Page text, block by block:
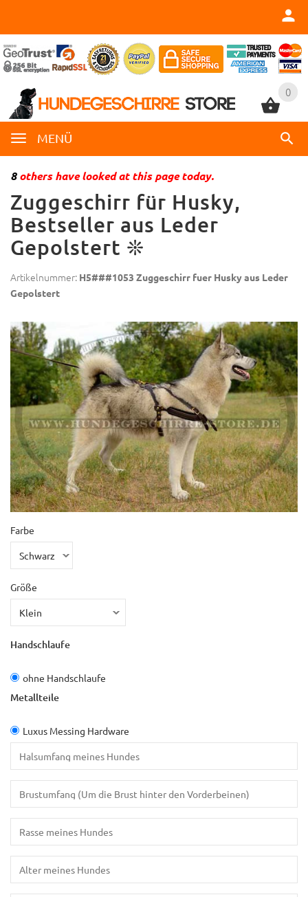
0
MENÜ
0
8others have looked at this page today.
Zuggeschirr für Husky,
Bestseller aus Leder
Gepolstert ❊
Artikelnummer: H5###1053 Zuggeschirr fuer Husky aus Leder
Gepolstert
Farbe
Größe
Handschlaufe
ohne Handschlaufe
Metallteile
Luxus Messing Hardware